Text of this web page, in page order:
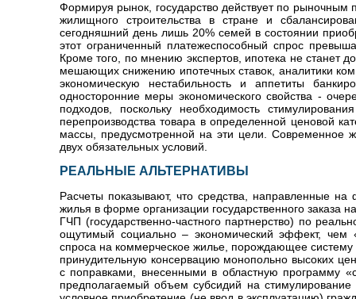
Формируя рынок, государство действует по рыночным
жилищного строительства в стране и
сегодняшний день лишь 20% семей в состоянии
этот ограниченный платежеспособный спрос
Кроме того, по мнению экспертов, ипотека не станет
мешающих снижению ипотечных ставок, аналитики
экономическую нестабильность и аппетиты
односторонние меры экономического свойства -
подходов, поскольку необходимость
перепроизводства товара в определенной ценовой
массы, предусмотренной на эти цели. Современное
двух обязательных условий.
РЕАЛЬНЫЕ АЛЬТЕРНАТИВЫ
Расчеты показывают, что средства, направленные
жилья в форме организации государственного заказа
ГЧП (государственно-частного партнерство) по
ощутимый социально – экономический эффект, чем
спроса на коммерческое жилье, порождающее
принудительную консервацию монопольно высоких
с поправками, внесенными в областную программу
предполагаемый объем субсидий на стимулирование